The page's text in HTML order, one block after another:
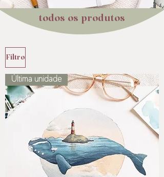
todos os produtos
Filtro
Última unidade